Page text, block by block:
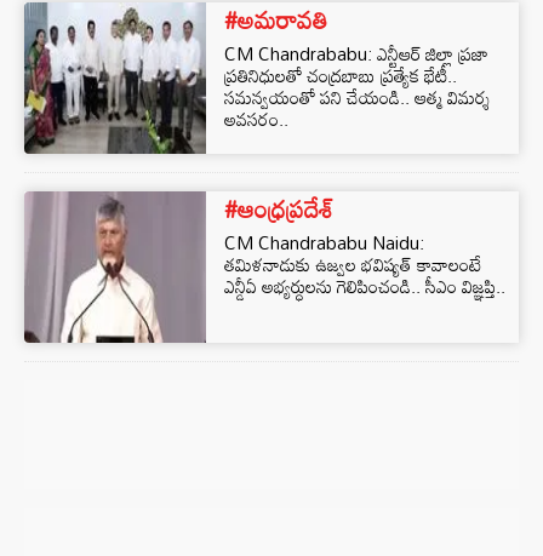
#అమరావతి
CM Chandrababu: ఎన్టీఆర్ జిల్లా ప్రజా
ప్రతినిధులతో చంద్రబాబు ప్రత్యేక భేటీ..
సమన్వయంతో పని చేయండి.. ఆత్మ విమర్శ
అవసరం..
#ఆంధ్రప్రదేశ్
CM Chandrababu Naidu:
తమిళనాడుకు ఉజ్వల భవిష్యత్ కావాలంటే
ఎన్డీఏ అభ్యర్ధులను గెలిపించండి.. సీఎం విజ్ఞప్తి..